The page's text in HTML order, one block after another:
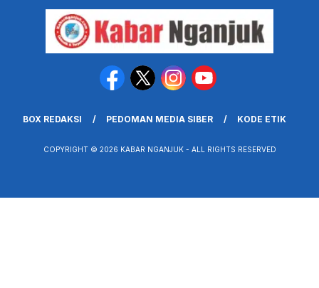
BOX REDAKSI PEDOMAN MEDIA SIBER KODE ETIK
COPYRIGHT © 2026 KABAR NGANJUK - ALL RIGHTS RESERVED